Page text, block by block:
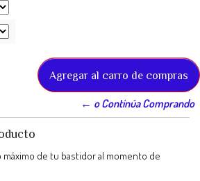
← o Continúa Comprando
de tu bastidor al momento de